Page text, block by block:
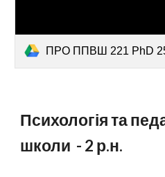
ПРО ППВШ 221 PhD
Психологія та
школи - 2 р.н.